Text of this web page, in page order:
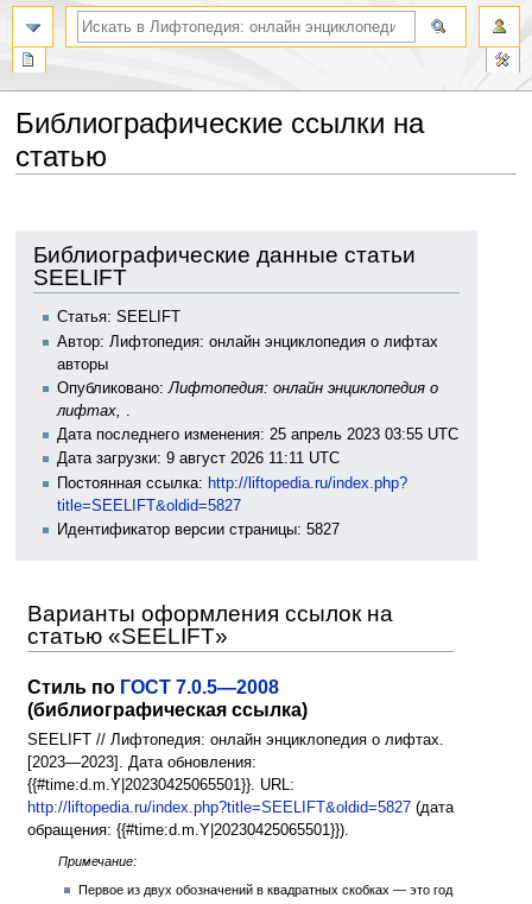
Библиографические ссылки на
статью
навигации
поиску
Библиографические данные статьи
SEELIFT
Статья: SEELIFT
Автор: Лифтопедия: онлайн энциклопедия о лифтах
авторы
Опубликовано:Лифтопедия: онлайн энциклопедия о
лифтах, .
Дата последнего изменения: 25 апрель 2023 03:55 UTC
Дата загрузки: 9 август 2026 11:11 UTC
Постоянная ссылка: http://liftopedia.ru/index.php?
title=SEELIFT&oldid=5827
Идентификатор версии страницы: 5827
Варианты оформления ссылок на
статью «SEELIFT»
Стиль по ГОСТ 7.0.5—2008
(библиографическая ссылка)
SEELIFT // Лифтопедия: онлайн энциклопедия о лифтах.
[2023—2023]. Дата обновления:
{{#time:d.m.Y|20230425065501}}. URL:
http://liftopedia.ru/index.php?title=SEELIFT&oldid=5827(дата
обращения: {{#time:d.m.Y|20230425065501}}).
Примечание:
Первое из двух обозначений в квадратных скобках — это год